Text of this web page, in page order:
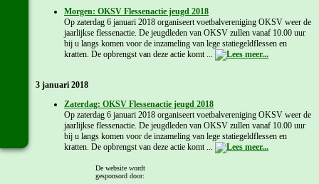
Morgen: OKSV Flessenactie jeugd 2018
Op zaterdag 6 januari 2018 organiseert voetbalvereniging OKSV weer de
jaarlijkse flessenactie. De jeugdleden van OKSV zullen vanaf 10.00 uur
bij u langs komen voor de inzameling van lege statiegeldflessen en
kratten. De opbrengst van deze actie komt ...
3 januari 2018
Zaterdag: OKSV Flessenactie jeugd 2018
Op zaterdag 6 januari 2018 organiseert voetbalvereniging OKSV weer de
jaarlijkse flessenactie. De jeugdleden van OKSV zullen vanaf 10.00 uur
bij u langs komen voor de inzameling van lege statiegeldflessen en
kratten. De opbrengst van deze actie komt ...
Meer OKSV C2 nieuws...
De website wordt
gesponsord door: